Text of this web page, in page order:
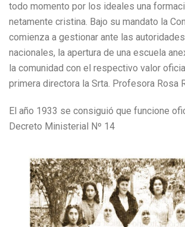
todo momento por los ideales una
netamente cristina. Bajo su mandato la
comienza a gestionar ante las
nacionales, la apertura de una escuela
la comunidad con el respectivo valor
primera directora la Srta. Profesora Rosa
El año 1933 se consiguió que funcione
Decreto Ministerial Nº 14